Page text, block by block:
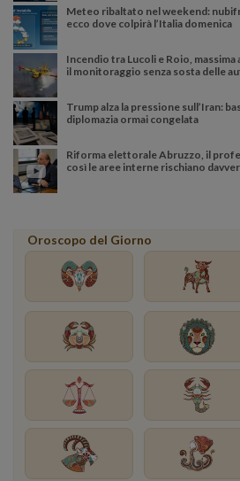
Meteo ribaltato nel weekend:
ecco dove colpirà l’Italia domenica
Incendio tra Lucoli e Roio,
il monitoraggio senza sosta delle
Trump alza la pressione sull’Iran:
diplomazia ormai congelata
Riforma elettorale Abruzzo, il
così le aree interne rischiano
Oroscopo del Giorno